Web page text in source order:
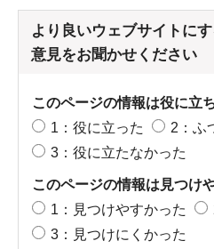
より良いウェブサイトに
意見をお聞かせください
このページの情報は役に立
1：役に立った
2：ふ
3：役に立たなかった
このページの情報は見つけ
1：見つけやすかった
3：見つけにくかった